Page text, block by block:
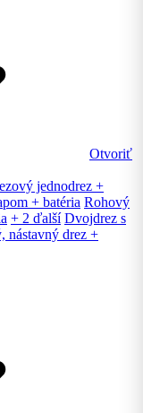
Otvoriť
jednodrez +
+ batéria Rohový
+ 2 ďalší Dvojdrez s
nástavný drez +